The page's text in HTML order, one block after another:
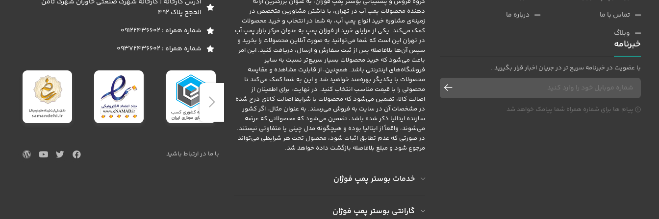
تماس با ما
وبلاگ
درباره ما
خبرنامه
با عضویت در خبرنامه سریع تر در جریان اخبار قرار بگیرید .
پیام ها برای شماره همراه شما پیامک خواهد شد
دهنده محصولات پمپ آب در تهران، با داشتن مشاورین متخصص در
زمینه‌ی مشاوره خرید انواع پمپ آب، به شما در انتخاب و خرید محصولات
کمک می‌کند. یکی از مزایای خرید از فوژان پمپ به عنوان مرکز بازار پمپ آب
در تهران این است که شما می‌توانید به صورت آنلاین محصولات را بخرید و
سپس آن‌ها بلافاصله پس از ثبت سفارش و ارسال، دریافت کنید. این امر
باعث می‌شود که خرید محصولات بسیار سریع‌تر نسبت به سایر
فروشگاه‌های اینترنتی باشد. همچنین، از قابلیت مشاهده و مقایسه
محصولات با یکدیگر بهره‌مند خواهید شد و این به شما کمک می‌کند تا
محصولی را با قیمت مناسب انتخاب کنید. در نهایت، برای اطمینان از
اصالت کالا، تضمین می‌شود که محصولات با شرایط اصالت کالای درج شده
در مشخصات آن در سایت به فروش می‌رسند. به عنوان مثال، اگر کشور
سازنده ایتالیا ذکر شده باشد، تضمین می‌شود که محصولاتی که عرضه
می‌شوند، واقعاً از ایتالیا بوده و هیچگونه مدل چینی یا متفاوتی نیستند.
در صورتی که عدم تطابق اثبات شود، محصول تحت هر شرایطی می‌تواند
مرجوع شود و مبلغ بلافاصله بازگشت داده خواهد شد.
خدمات بوستر پمپ فوژان
گارانتی بوستر پمپ فوژان
الحجج پلاک 492
شماره همراه : 09122436602
شماره همراه : 09372436602
با ما در ارتباط باشید